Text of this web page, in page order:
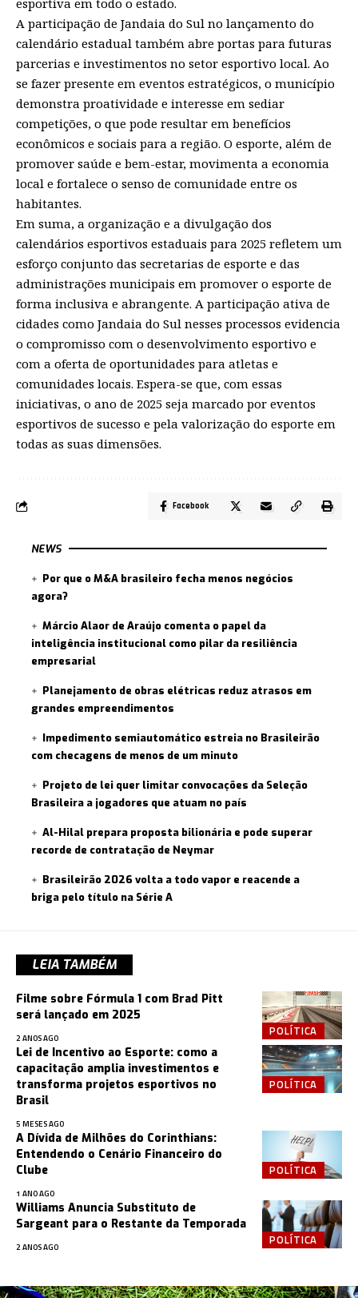
A participação de Jandaia do Sul no lançamento do
calendário estadual também abre portas para futuras
parcerias e investimentos no setor esportivo local. Ao
se fazer presente em eventos estratégicos, o município
demonstra proatividade e interesse em sediar
competições, o que pode resultar em benefícios
econômicos e sociais para a região. O esporte, além de
promover saúde e bem-estar, movimenta a economia
local e fortalece o senso de comunidade entre os
habitantes.
Em suma, a organização e a divulgação dos
calendários esportivos estaduais para 2025 refletem um
esforço conjunto das secretarias de esporte e das
administrações municipais em promover o esporte de
forma inclusiva e abrangente. A participação ativa de
cidades como Jandaia do Sul nesses processos evidencia
o compromisso com o desenvolvimento esportivo e
com a oferta de oportunidades para atletas e
comunidades locais. Espera-se que, com essas
iniciativas, o ano de 2025 seja marcado por eventos
esportivos de sucesso e pela valorização do esporte em
todas as suas dimensões.
Facebook
NEWS
Por que o M&A brasileiro fecha menos negócios
agora?
Márcio Alaor de Araújo comenta o papel da
inteligência institucional como pilar da resiliência
empresarial
Planejamento de obras elétricas reduz atrasos em
grandes empreendimentos
Impedimento semiautomático estreia no Brasileirão
com checagens de menos de um minuto
Projeto de lei quer limitar convocações da Seleção
Brasileira a jogadores que atuam no país
Al-Hilal prepara proposta bilionária e pode superar
recorde de contratação de Neymar
Brasileirão 2026 volta a todo vapor e reacende a
briga pelo título na Série A
LEIA TAMBÉM
POLÍTICA
Filme sobre Fórmula 1 com Brad Pitt
será lançado em 2025
2 ANOS AGO
POLÍTICA
Lei de Incentivo ao Esporte: como a
capacitação amplia investimentos e
transforma projetos esportivos no
Brasil
5 MESES AGO
POLÍTICA
A Dívida de Milhões do Corinthians:
Entendendo o Cenário Financeiro do
Clube
1 ANO AGO
POLÍTICA
Williams Anuncia Substituto de
Sargeant para o Restante da Temporada
2 ANOS AGO